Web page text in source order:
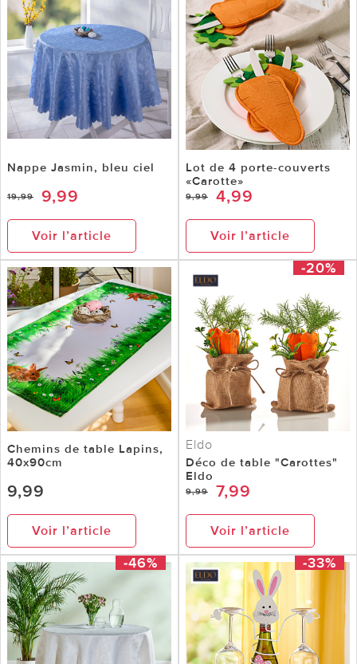
Nappe Jasmin, bleu ciel
19,99 9,99
Voir l’article
Lot de 4 porte-couverts
«Carotte»
9,99 4,99
Voir l’article
Chemins de table Lapins,
40x90cm
9,99
Voir l’article
-20%
Eldo
Déco de table "Carottes"
Eldo
9,99 7,99
Voir l’article
-46% -33%